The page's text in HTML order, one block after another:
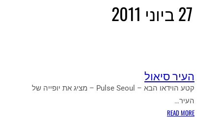
27 ביוני 2011
העיר סיאול
קטע הוידאו הבא – Pulse Seoul – מציג את יופייה של
העיר…
READ MORE
: